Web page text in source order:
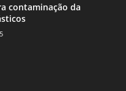
contaminação da